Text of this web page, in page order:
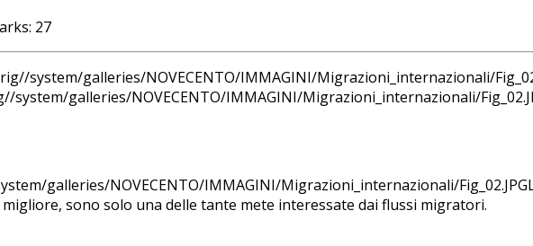
27
galleries/NOVECENTO/IMMAGINI/Migrazioni_internazionali/
sono solo una delle tante mete interessate dai flussi migratori.